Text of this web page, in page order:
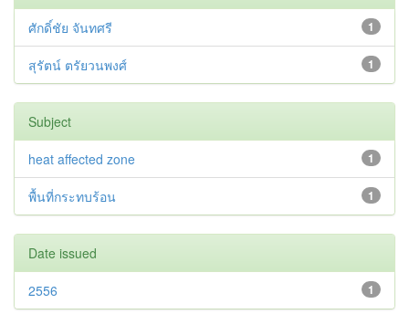
1
ศักดิ์ชัย จันทศรี
1
สุรัตน์ ตรัยวนพงศ์
Subject
1
heat affected zone
1
พื้นที่กระทบร้อน
Date issued
1
2556